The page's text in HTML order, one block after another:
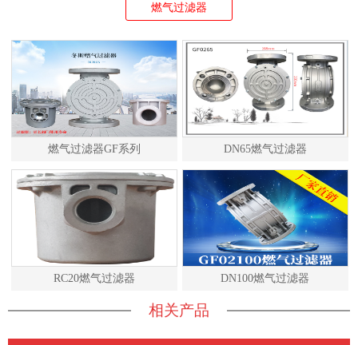
燃气过滤器
燃气过滤器GF系列 DN65燃气过滤器
RC20燃气过滤器 DN100燃气过滤器
相关产品